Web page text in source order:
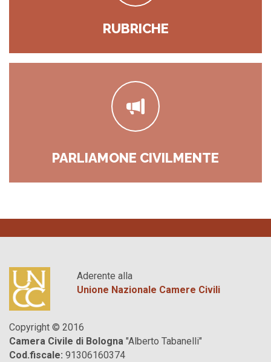
RUBRICHE
PARLIAMONE CIVILMENTE
Aderente alla
Unione Nazionale Camere Civili
Copyright © 2016
Camera Civile di Bologna "Alberto Tabanelli"
Cod.fiscale: 91306160374